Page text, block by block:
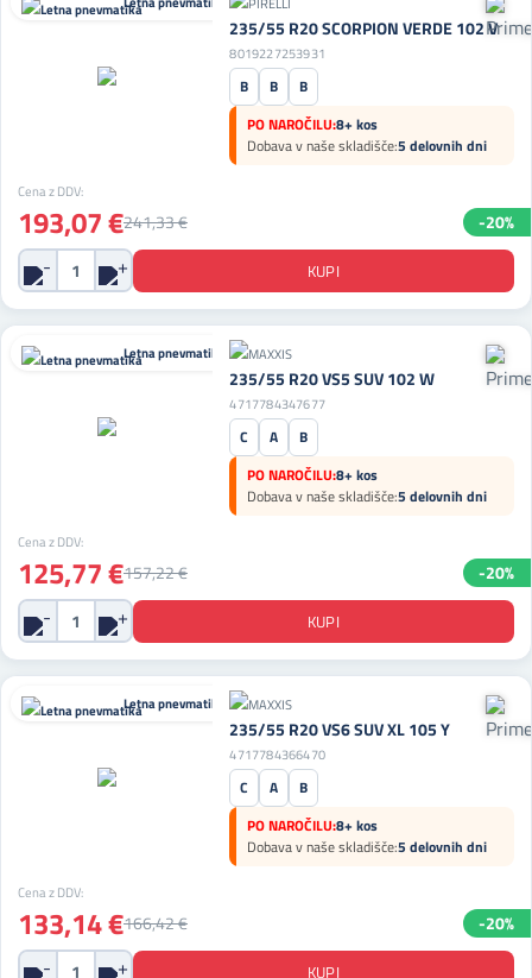
235/55 R20 SCORPION VERDE 102 V
8019227253931
B B
B
PO NAROČILU:8+ kos
Dobava v naše skladišče:5 delovnih dni
Cena z DDV:
193,07 €241,33 € -20%
Letna pnevmatika
235/55 R20 VS5 SUV 102 W
4717784347677
C A
B
PO NAROČILU:8+ kos
Dobava v naše skladišče:5 delovnih dni
Cena z DDV:
125,77 €157,22 € -20%
Letna pnevmatika
235/55 R20 VS6 SUV XL 105 Y
4717784366470
C A
B
PO NAROČILU:8+ kos
Dobava v naše skladišče:5 delovnih dni
Cena z DDV:
133,14 €166,42 € -20%